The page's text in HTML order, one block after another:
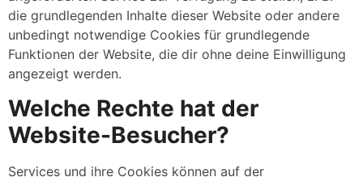
die grundlegenden Inhalte dieser Website oder andere
unbedingt notwendige Cookies für grundlegende
Funktionen der Website, die dir ohne deine Einwilligung
angezeigt werden.
Welche Rechte hat der
Website-Besucher?
Services und ihre Cookies können auf der